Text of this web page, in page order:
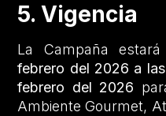
5. Vigencia
La Campaña
febrero del 2026 a
febrero del 2026
Ambiente Gourmet,